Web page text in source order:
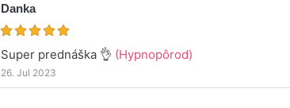
Danka
Super prednáška 👌 (Hypnopôrod)
26. Jul 2023